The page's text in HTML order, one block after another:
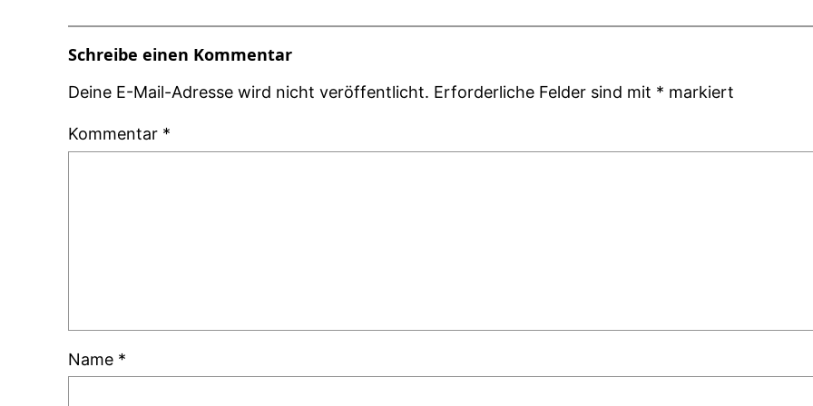
Schreibe einen Kommentar
Deine E-Mail-Adresse wird nicht veröffentlicht. Erforderliche Felder sind mit * markiert
Kommentar *
Name *